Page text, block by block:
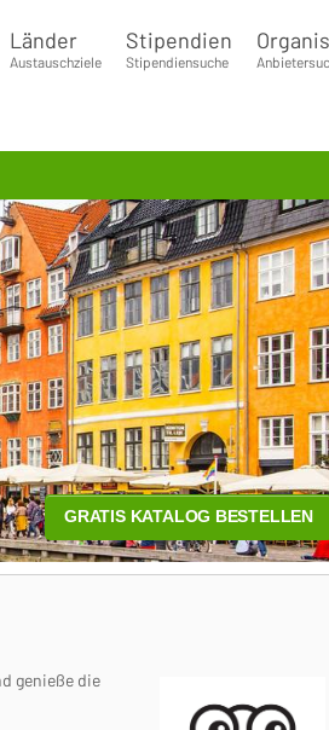
Länder
Austauschziele
Stipendien
Stipendiensuche
genieße die